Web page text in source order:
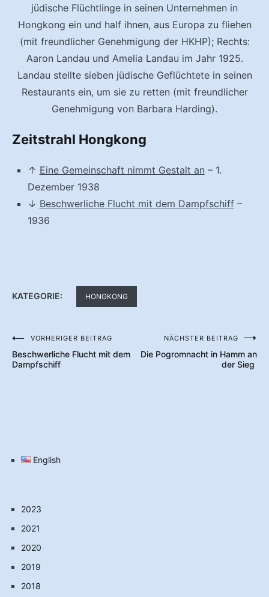
jüdische Flüchtlinge in seinen Unternehmen in
Hongkong ein und half ihnen, aus Europa zu fliehen
(mit freundlicher Genehmigung der HKHP); Rechts:
Aaron Landau und Amelia Landau im Jahr 1925.
Landau stellte sieben jüdische Geflüchtete in seinen
Restaurants ein, um sie zu retten (mit freundlicher
Genehmigung von Barbara Harding).
Zeitstrahl Hongkong
↑ Eine Gemeinschaft nimmt Gestalt an – 1.
Dezember 1938
↓ Beschwerliche Flucht mit dem Dampfschiff–
1936
KATEGORIE: HONGKONG
Beitragsnavigation
VORHERIGER BEITRAG
Beschwerliche Flucht mit dem
Dampfschiff
NÄCHSTER BEITRAG
Die Pogromnacht in Hamm an
der Sieg
English
2023
2021
2020
2019
2018